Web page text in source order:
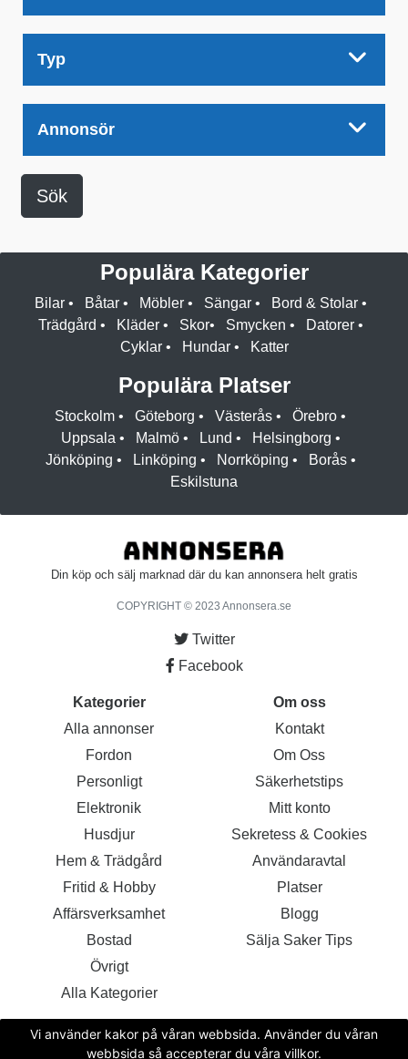
Typ
Annonsör
Sök
Populära Kategorier
Bilar• Båtar• Möbler• Sängar• Bord & Stolar•
Trädgård • Kläder• Skor• Smycken • Datorer•
Cyklar• Hundar• Katter
Populära Platser
Stockolm • Göteborg • Västerås • Örebro •
Uppsala • Malmö• Lund • Helsingborg •
Jönköping • Linköping • Norrköping • Borås•
Eskilstuna
Din köp och sälj marknad där du kan annonsera helt gratis
COPYRIGHT © 2023 Annonsera.se
Twitter
Facebook
Kategorier
Alla annonser
Fordon
Personligt
Elektronik
Husdjur
Hem & Trädgård
Fritid & Hobby
Affärsverksamhet
Bostad
Övrigt
Alla Kategorier
Om oss
Kontakt
Om Oss
Säkerhetstips
Mitt konto
Sekretess & Cookies
Användaravtal
Platser
Blogg
Sälja Saker Tips
Vi använder kakor på våran webbsida. Använder du våran
webbsida så accepterar du våra villkor.